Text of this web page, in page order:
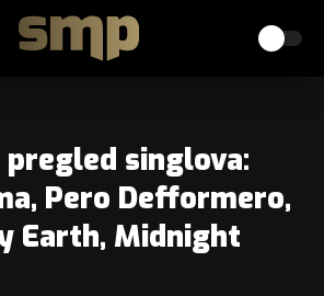
singlova:
Pero Defformero,
Earth, Midnight